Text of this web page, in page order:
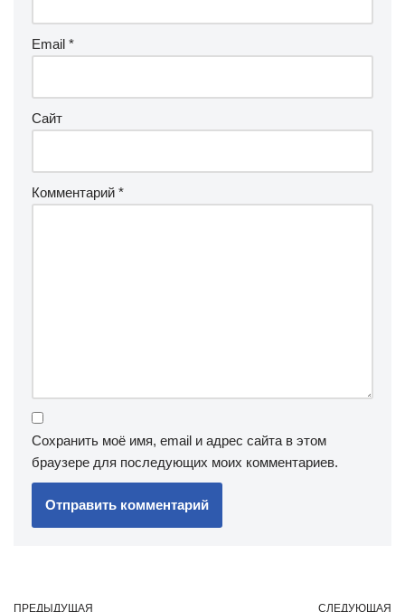
Email *
Сайт
Комментарий *
Сохранить моё имя, email и адрес сайта в этом
браузере для последующих моих комментариев.
ПРЕДЫДУЩАЯ СЛЕДУЮЩАЯ